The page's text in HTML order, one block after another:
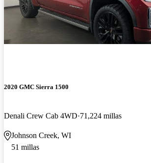
2020 GMC Sierra 1500
Denali Crew Cab 4WD 71,224 millas
Johnson Creek, WI
51 millas